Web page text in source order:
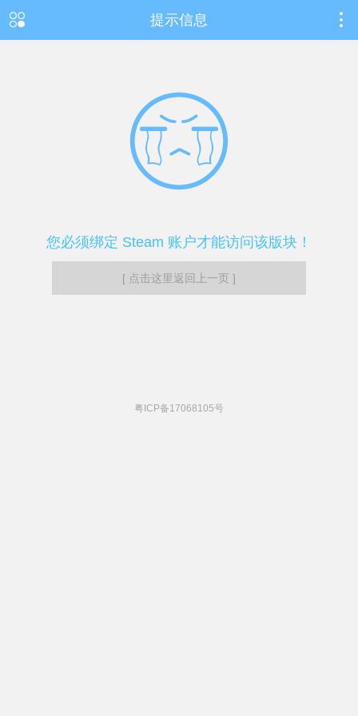
提示信息
您必须绑定 Steam 账户才能访问该版块！
[ 点击这里返回上一页 ]
粤ICP备17068105号